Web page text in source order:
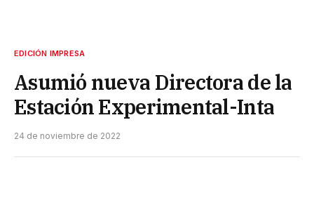
EDICIÓN IMPRESA
Asumió nueva Directora de la
Estación Experimental-Inta
24 de noviembre de 2022